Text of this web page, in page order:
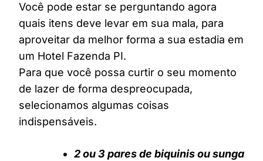
Você pode estar se perguntando agora
quais itens deve levar em sua mala, para
aproveitar da melhor forma a sua estadia em
um Hotel Fazenda PI.
Para que você possa curtir o seu momento
de lazer de forma despreocupada,
selecionamos algumas coisas
indispensáveis.
2 ou 3 pares de biquinis ou sunga